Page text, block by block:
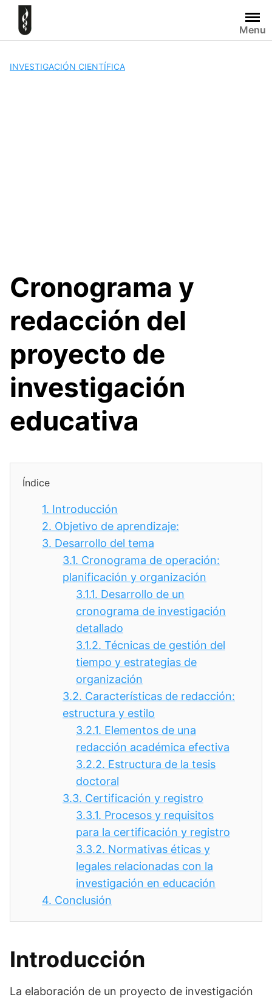
Skip
content
Menu
INVESTIGACIÓN CIENTÍFICA
Cronograma y
redacción del
proyecto de
investigación
educativa
Índice
1. Introducción
2. Objetivo de aprendizaje:
3. Desarrollo del tema
3.1. Cronograma de operación:
planificación y organización
3.1.1. Desarrollo de un
cronograma de investigación
detallado
3.1.2. Técnicas de gestión del
tiempo y estrategias de
organización
3.2. Características de redacción:
estructura y estilo
3.2.1. Elementos de una
redacción académica efectiva
3.2.2. Estructura de la tesis
doctoral
3.3. Certificación y registro
3.3.1. Procesos y requisitos
para la certificación y registro
3.3.2. Normativas éticas y
legales relacionadas con la
investigación en educación
4. Conclusión
Introducción
La elaboración de un proyecto de investigación